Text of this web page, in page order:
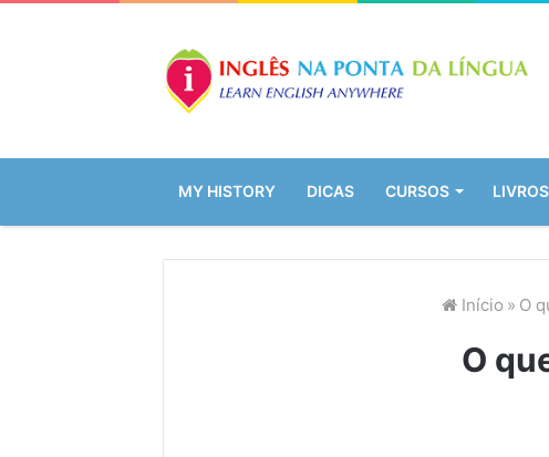
MY HISTORY DICAS CURSOS LIVROS
Início » O
O